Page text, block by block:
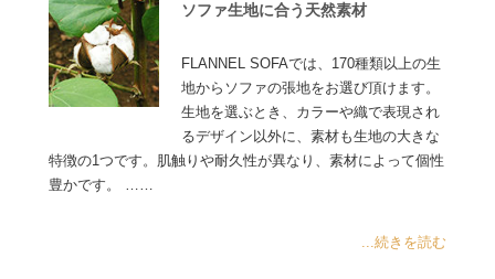
ソファ生地に合う天然素材
FLANNEL SOFAでは、170種類以上の生
地からソファの張地をお選び頂けます。
生地を選ぶとき、カラーや織で表現され
るデザイン以外に、素材も生地の大きな
特徴の1つです。肌触りや耐久性が異なり、素材によって個性
豊かです。 ……
...続きを読む